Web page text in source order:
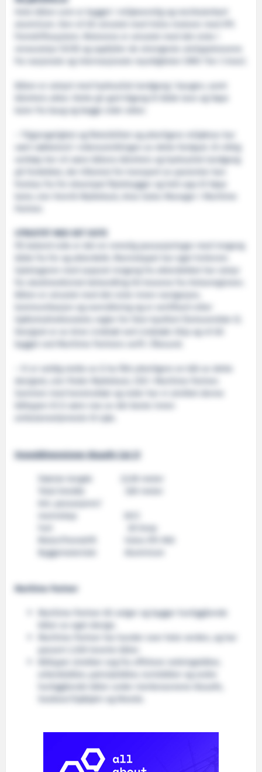
Hele båten som er bygget i miljøvennlig og resirkulerbart
renseutstyr (SCR) og oppfyller de strengeste utslippskravene
Båten er utstyrt med hydraulisk landgang i baugen, samt
båreheis akter. Dette gir god tilgang til både lave og høye
kaier fra baug og begge sider akter.
– Tilgjengelighet og fleksibilitet og ytterligere miljøkrav har
vært nøkkelord i videreutviklingen av dette fartøyet. Et viktig
verktøy her vil være båtens båreheis og hydraulisk landgang
foretas fra for eksempel flytebrygger og helt opp til høye
kaier, sier Henrik Myklebust, Area Sales Manager i Maritime
UTRUSTET MED DET SISTE
På babord side er det en romslig passasjerlugar med inngang
Sykelugaren med separat inngang fra akterdekket har utstyr
for akuttmedisinsk behandling iht kravene fra Helseregionen.
Båten er utrustet med det siste innen navigasjon,
kommunikasjon og overvåkning og er sertifisert etter
Sjøfartsdirektoratets regler for liten kystfart (fartsområde 5).
Designet er av Arne Lindstøl ved Lindstøls Skip og vil bli
bygget ved Maritime Partners verft i Ålesund.
– Vi er veldig stolte av å ha fått ytterligere en båt av dette
designet, sier Peder Myklebust, CEO i Maritime Partner.
båttypen til å være noe av det beste innen
ambulansetjeneste til sjøs.
Hoveddimensjoner Alusafe Cat 21
Største lengde 22,90 meter
Fart 28 knop
Byggemateriale Aluminium
Maritime Partner
Maritime Partner AS selger og bygger hurtiggående
båter av eget design.
Maritime Partner har kunder over hele verden, og har
Båttyper strekker seg fra offshore redningsbåter,
hurtiggående båter under merkenavnene Alusafe,
Seabear/Sjøbjørn og Weedo.